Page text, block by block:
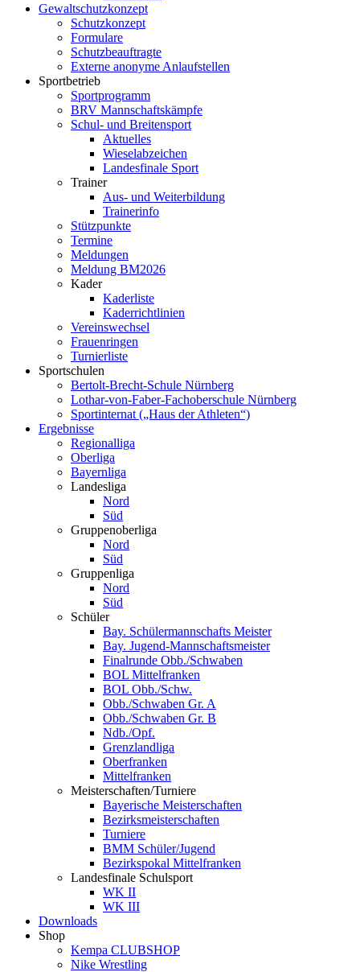
Gewaltschutzkonzept
Schutzkonzept
Formulare
Schutzbeauftragte
Externe anonyme Anlaufstellen
Sportbetrieb
Sportprogramm
BRV Mannschaftskämpfe
Schul- und Breitensport
Aktuelles
Wieselabzeichen
Landesfinale Sport
Trainer
Aus- und Weiterbildung
Trainerinfo
Stützpunkte
Termine
Meldungen
Meldung BM2026
Kader
Kaderliste
Kaderrichtlinien
Vereinswechsel
Frauenringen
Turnierliste
Sportschulen
Bertolt-Brecht-Schule Nürnberg
Lothar-von-Faber-Fachoberschule Nürnberg
Sportinternat („Haus der Athleten“)
Ergebnisse
Regionalliga
Oberliga
Bayernliga
Landesliga
Nord
Süd
Gruppenoberliga
Nord
Süd
Gruppenliga
Nord
Süd
Schüler
Bay. Schülermannschafts Meister
Bay. Jugend-Mannschaftsmeister
Finalrunde Obb./Schwaben
BOL Mittelfranken
BOL Obb./Schw.
Obb./Schwaben Gr. A
Obb./Schwaben Gr. B
Ndb./Opf.
Grenzlandliga
Oberfranken
Mittelfranken
Meisterschaften/Turniere
Bayerische Meisterschaften
Bezirksmeisterschaften
Turniere
BMM Schüler/Jugend
Bezirkspokal Mittelfranken
Landesfinale Schulsport
WK II
WK III
Downloads
Shop
Kempa CLUBSHOP
Nike Wrestling